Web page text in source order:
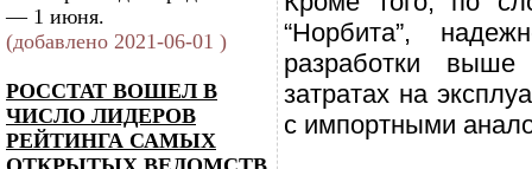
— 1 июня.
(добавлено 2021-06-01 )
РОССТАТ ВОШЕЛ В
ЧИСЛО ЛИДЕРОВ
РЕЙТИНГА САМЫХ
“Норбита”,
разработки
затратах на
с импортными